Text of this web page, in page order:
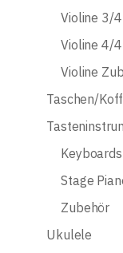
Violine 3/4
Violine 4/4
Violine
Taschen/
Keyboards
Stage
Zubehör
Ukulele